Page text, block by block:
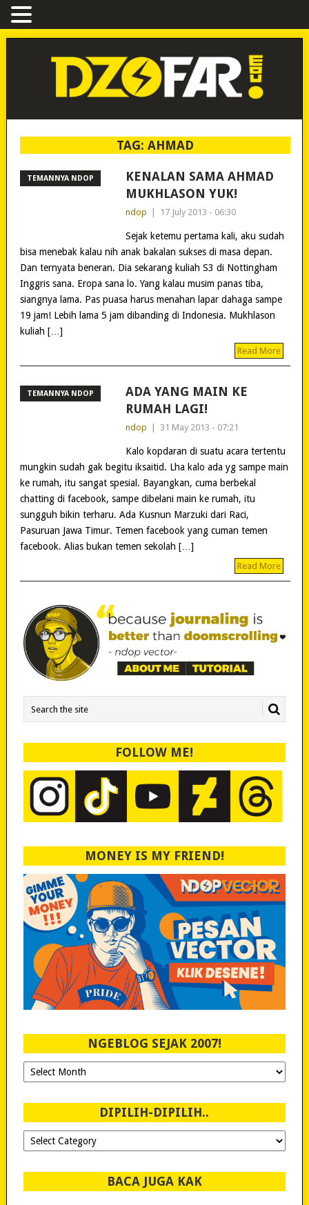
TAG: AHMAD
TEMANNYA NDOP
KENALAN SAMA AHMAD
MUKHLASON YUK!
ndop 17 July 2013 - 06:30
Sejak ketemu pertama kali, aku sudah
bisa menebak kalau nih anak bakalan sukses di masa depan.
Dan ternyata beneran. Dia sekarang kuliah S3 di Nottingham
Inggris sana. Eropa sana lo. Yang kalau musim panas tiba,
siangnya lama. Pas puasa harus menahan lapar dahaga sampe
19 jam! Lebih lama 5 jam dibanding di Indonesia. Mukhlason
kuliah […]
Read More
TEMANNYA NDOP
ADA YANG MAIN KE
RUMAH LAGI!
ndop 31 May 2013 - 07:21
Kalo kopdaran di suatu acara tertentu
mungkin sudah gak begitu iksaitid. Lha kalo ada yg sampe main
ke rumah, itu sangat spesial. Bayangkan, cuma berbekal
chatting di facebook, sampe dibelani main ke rumah, itu
sungguh bikin terharu. Ada Kusnun Marzuki dari Raci,
Pasuruan Jawa Timur. Temen facebook yang cuman temen
facebook. Alias bukan temen sekolah […]
Read More
FOLLOW ME!
MONEY IS MY FRIEND!
NGEBLOG SEJAK 2007!
Ngeblog
Sejak
DIPILIH-DIPILIH..
Dipilih-
dipilih..
BACA JUGA KAK